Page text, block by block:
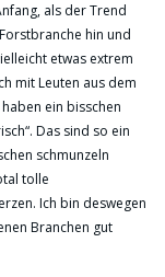
als der Trend
hin und
etwas extrem
mit Leuten aus dem
ein bisschen
Das sind so ein
schmunzeln
tolle
Ich bin deswegen
Branchen gut